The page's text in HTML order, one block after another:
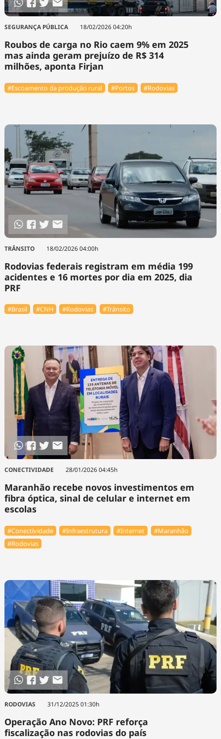
SEGURANÇA PÚBLICA 18/02/2026 04:20h
Roubos de carga no Rio caem 9% em 2025
mas ainda geram prejuízo de R$ 314
milhões, aponta Firjan
#Escoamento da produção rural #Portos #Rodovias
TRÂNSITO 18/02/2026 04:00h
Rodovias federais registram em média 199
acidentes e 16 mortes por dia em 2025, dia
PRF
#Brasil #CNH #Rodovias #Trânsito
CONECTIVIDADE 28/01/2026 04:45h
Maranhão recebe novos investimentos em
fibra óptica, sinal de celular e internet em
escolas
#Conectividade #Infraestrutura #Internet
#Maranhão
#Rodovias
RODOVIAS 31/12/2025 01:30h
Operação Ano Novo: PRF reforça
fiscalização nas rodovias do país